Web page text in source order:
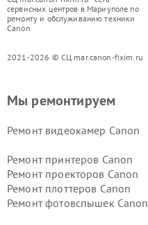
сервисных центров в Мариуполе по
ремонту и обслуживанию техники
Canon
2021-2026 © СЦ mar.canon-fixim.ru
Мы ремонтируем
Ремонт видеокамер Canon
Ремонт принтеров Canon
Ремонт проекторов Canon
Ремонт плоттеров Canon
Ремонт фотовспышек Canon